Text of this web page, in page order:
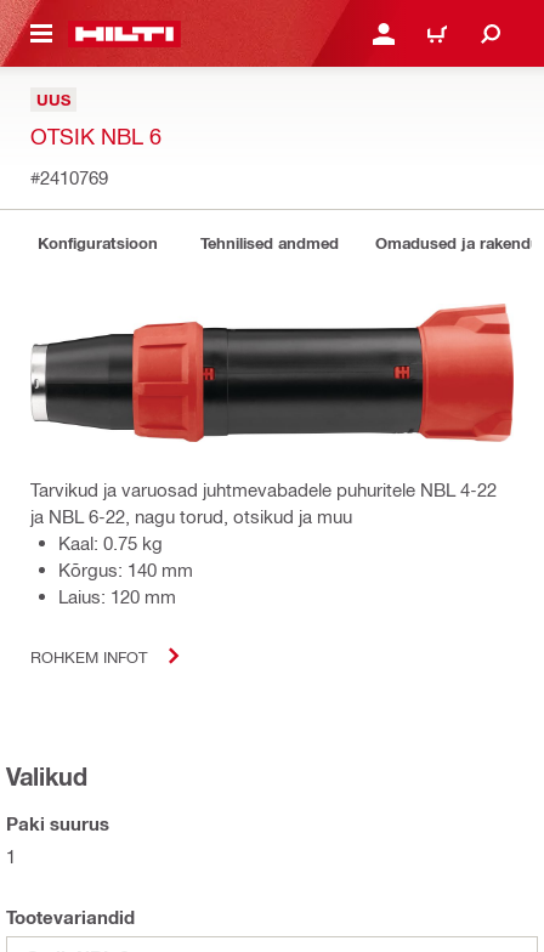
JUURDE LOGI SISSE VÕI
OSTUKORV
UUS
OTSIK NBL 6
#2410769
Konfiguratsioon Tehnilised andmed Omadused ja
Tarvikud ja varuosad juhtmevabadele puhuritele NBL 4-22
ja NBL 6-22, nagu torud, otsikud ja muu
Kaal: 0.75 kg
Kõrgus: 140 mm
Laius: 120 mm
ROHKEM INFOT
Valikud
Paki suurus
1
Tootevariandid